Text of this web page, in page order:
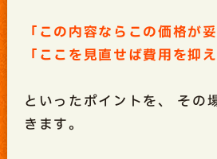
「この内容ならこの価格が妥
「ここを見直せば費用を抑
といったポイントを、 その
きます。